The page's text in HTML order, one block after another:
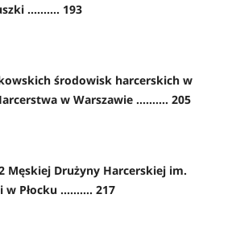
.......... 193
środowisk harcerskich w
w Warszawie .......... 205
Męskiej Drużyny Harcerskiej im.
w Płocku .......... 217